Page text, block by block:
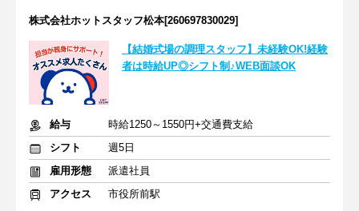
株式会社ホットスタッフ松本[260697830029]
【結婚式場の調理スタッフ】未経験OK!経験
者は時給UP◎シフト制♪WEB面談OK
給与
時給1250～1550円+交通費支給
シフト
週5日
雇用形態
派遣社員
アクセス
市役所前駅